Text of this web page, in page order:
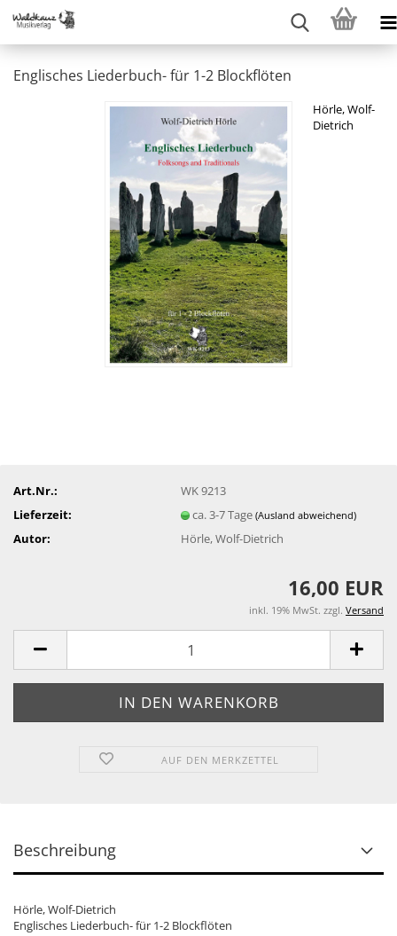
Englisches Liederbuch- für 1-2 Blockflöten
Hörle, Wolf-
Dietrich
Art.Nr.:
WK 9213
Lieferzeit:
ca. 3-7 Tage(Ausland abweichend)
Autor: Hörle, Wolf-Dietrich
16,00 EUR
inkl. 19% MwSt. zzgl. Versand
AUF DEN MERKZETTEL
Beschreibung
Hörle, Wolf-Dietrich
Englisches Liederbuch- für 1-2 Blockflöten